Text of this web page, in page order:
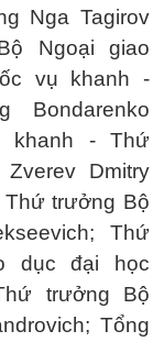
Nga Tagirov
Ngoại giao
vụ khanh -
khanh - Thứ
Dmitry
Thứ trưởng Bộ
Thứ
dục đại học
trưởng Bộ
Tổng